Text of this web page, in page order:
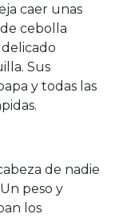
caer unas
cebolla
Sus
y todas las
de nadie
peso y
los